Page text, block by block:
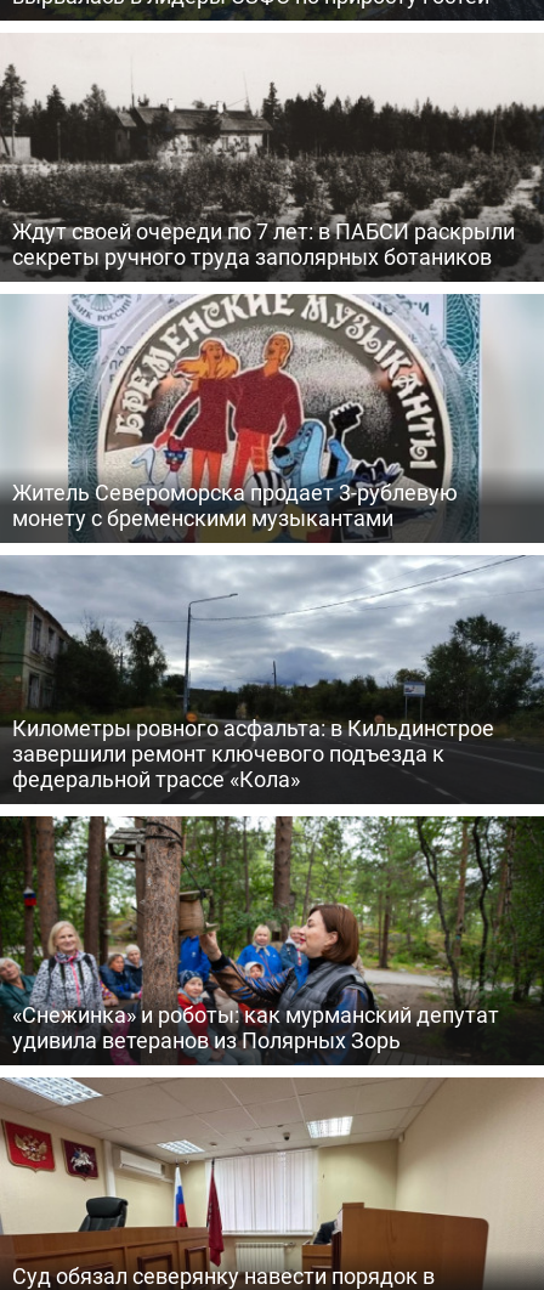
Ждут своей очереди по 7 лет: в ПАБСИ раскрыли
секреты ручного труда заполярных ботаников
Житель Североморска продает 3-рублевую
монету с бременскими музыкантами
Километры ровного асфальта: в Кильдинстрое
завершили ремонт ключевого подъезда к
федеральной трассе «Кола»
«Снежинка» и роботы: как мурманский депутат
удивила ветеранов из Полярных Зорь
Суд обязал северянку навести порядок в